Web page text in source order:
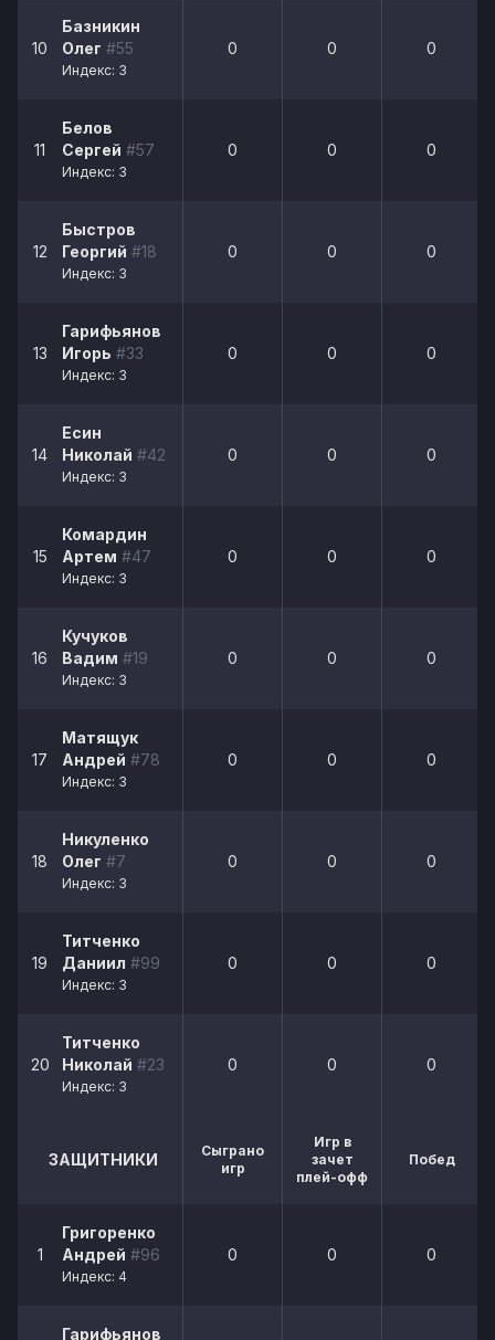
10
Базникин
Олег #55
Индекс: 3
0 0 0
11
Белов
Сергей #57
Индекс: 3
0 0 0
12
Быстров
Георгий #18
Индекс: 3
0 0 0
13
Гарифьянов
Игорь #33
Индекс: 3
0 0 0
14
Есин
Николай #42
Индекс: 3
0 0 0
15
Комардин
Артем #47
Индекс: 3
0 0 0
16
Кучуков
Вадим #19
Индекс: 3
0 0 0
17
Матящук
Андрей #78
Индекс: 3
0 0 0
18
Никуленко
Олег #7
Индекс: 3
0 0 0
19
Титченко
Даниил #99
Индекс: 3
0 0 0
20
Титченко
Николай #23
Индекс: 3
0 0 0
ЗАЩИТНИКИ
Сыграно
игр
Игр в
зачет
плей-офф
Побед
1
Григоренко
Андрей #96
Индекс: 4
0 0 0
Гарифьянов